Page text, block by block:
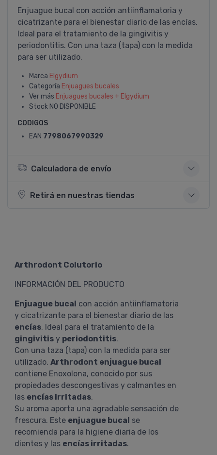
Enjuague bucal con acción antiinflamatoria y
cicatrizante para el bienestar diario de las encí­as.
Ideal para el tratamiento de la gingivitis y
periodontitis. Con una taza (tapa) con la medida
para ser utilizado.
Marca Elgydium
Categoría Enjuagues bucales
Ver más Enjuagues bucales + Elgydium
Stock NO DISPONIBLE
CODIGOS
EAN 7798067990329
Calculadora de envío
Retirá en nuestras tiendas
Arthrodont Colutorio
INFORMACIÓN DEL PRODUCTO
Enjuague bucal con acción antiinflamatoria
y cicatrizante para el bienestar diario de las
encías. Ideal para el tratamiento de la
gingivitis y periodontitis.
Con una taza (tapa) con la medida para ser
utilizado, Arthrodont enjuague bucal
contiene Enoxolona, conocido por sus
propiedades descongestivas y calmantes en
las encías irritadas.
Su aroma aporta una agradable sensación de
frescura. Este enjuague bucal se
recomienda para la higiene diaria de los
dientes y las encías irritadas.